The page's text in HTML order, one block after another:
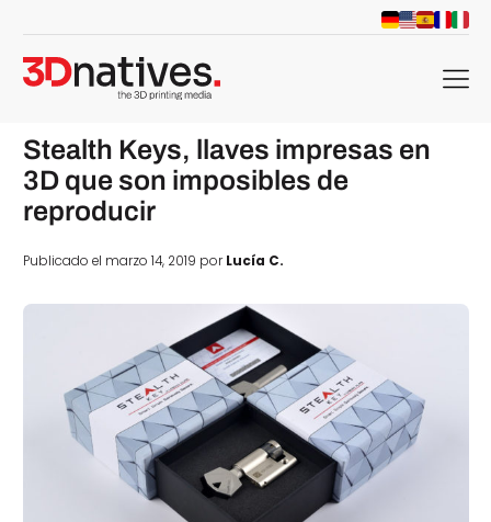
menu
Stealth Keys, llaves impresas en
3D que son imposibles de
reproducir
Publicado el marzo 14, 2019 porLucía C.